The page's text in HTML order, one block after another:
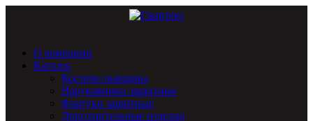
О компании
Каталог
Костюм сварщика
Нарукавники защитные
Фартуки защитные
Дополнительные изделия